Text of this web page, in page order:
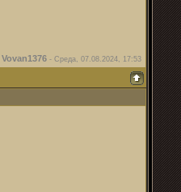
Vovan1376 - Среда, 07.08.2024, 17:53